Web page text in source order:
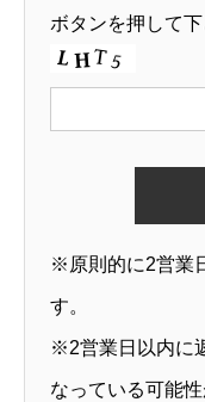
ボタンを押して下
※原則的に2営業
す。
※2営業日以内に
なっている可能